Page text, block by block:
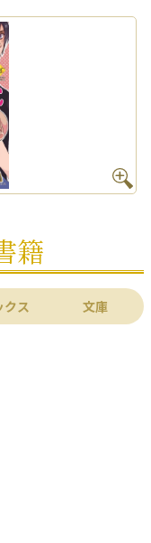
籍
クス 文庫